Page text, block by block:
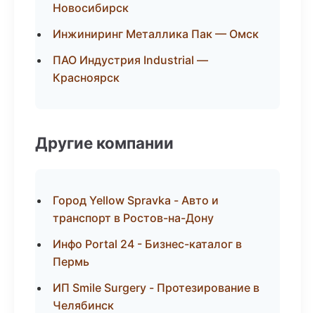
Новосибирск
Инжиниринг Металлика Пак — Омск
ПАО Индустрия Industrial —
Красноярск
Другие компании
Город Yellow Spravka - Авто и
транспорт в Ростов-на-Дону
Инфо Portal 24 - Бизнес-каталог в
Пермь
ИП Smile Surgery - Протезирование в
Челябинск